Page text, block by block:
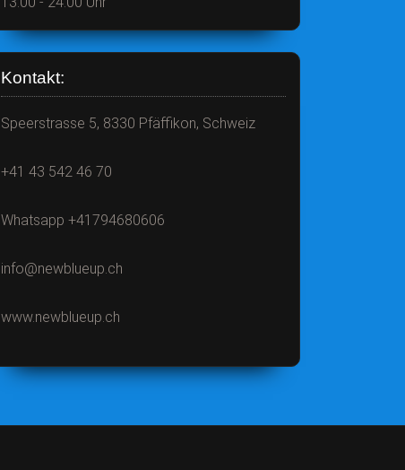
Kontakt:
Speerstrasse 5, 8330 Pfäffikon, Schweiz
+41 43 542 46 70
Whatsapp +41794680606
info@newblueup.ch
www.newblueup.ch